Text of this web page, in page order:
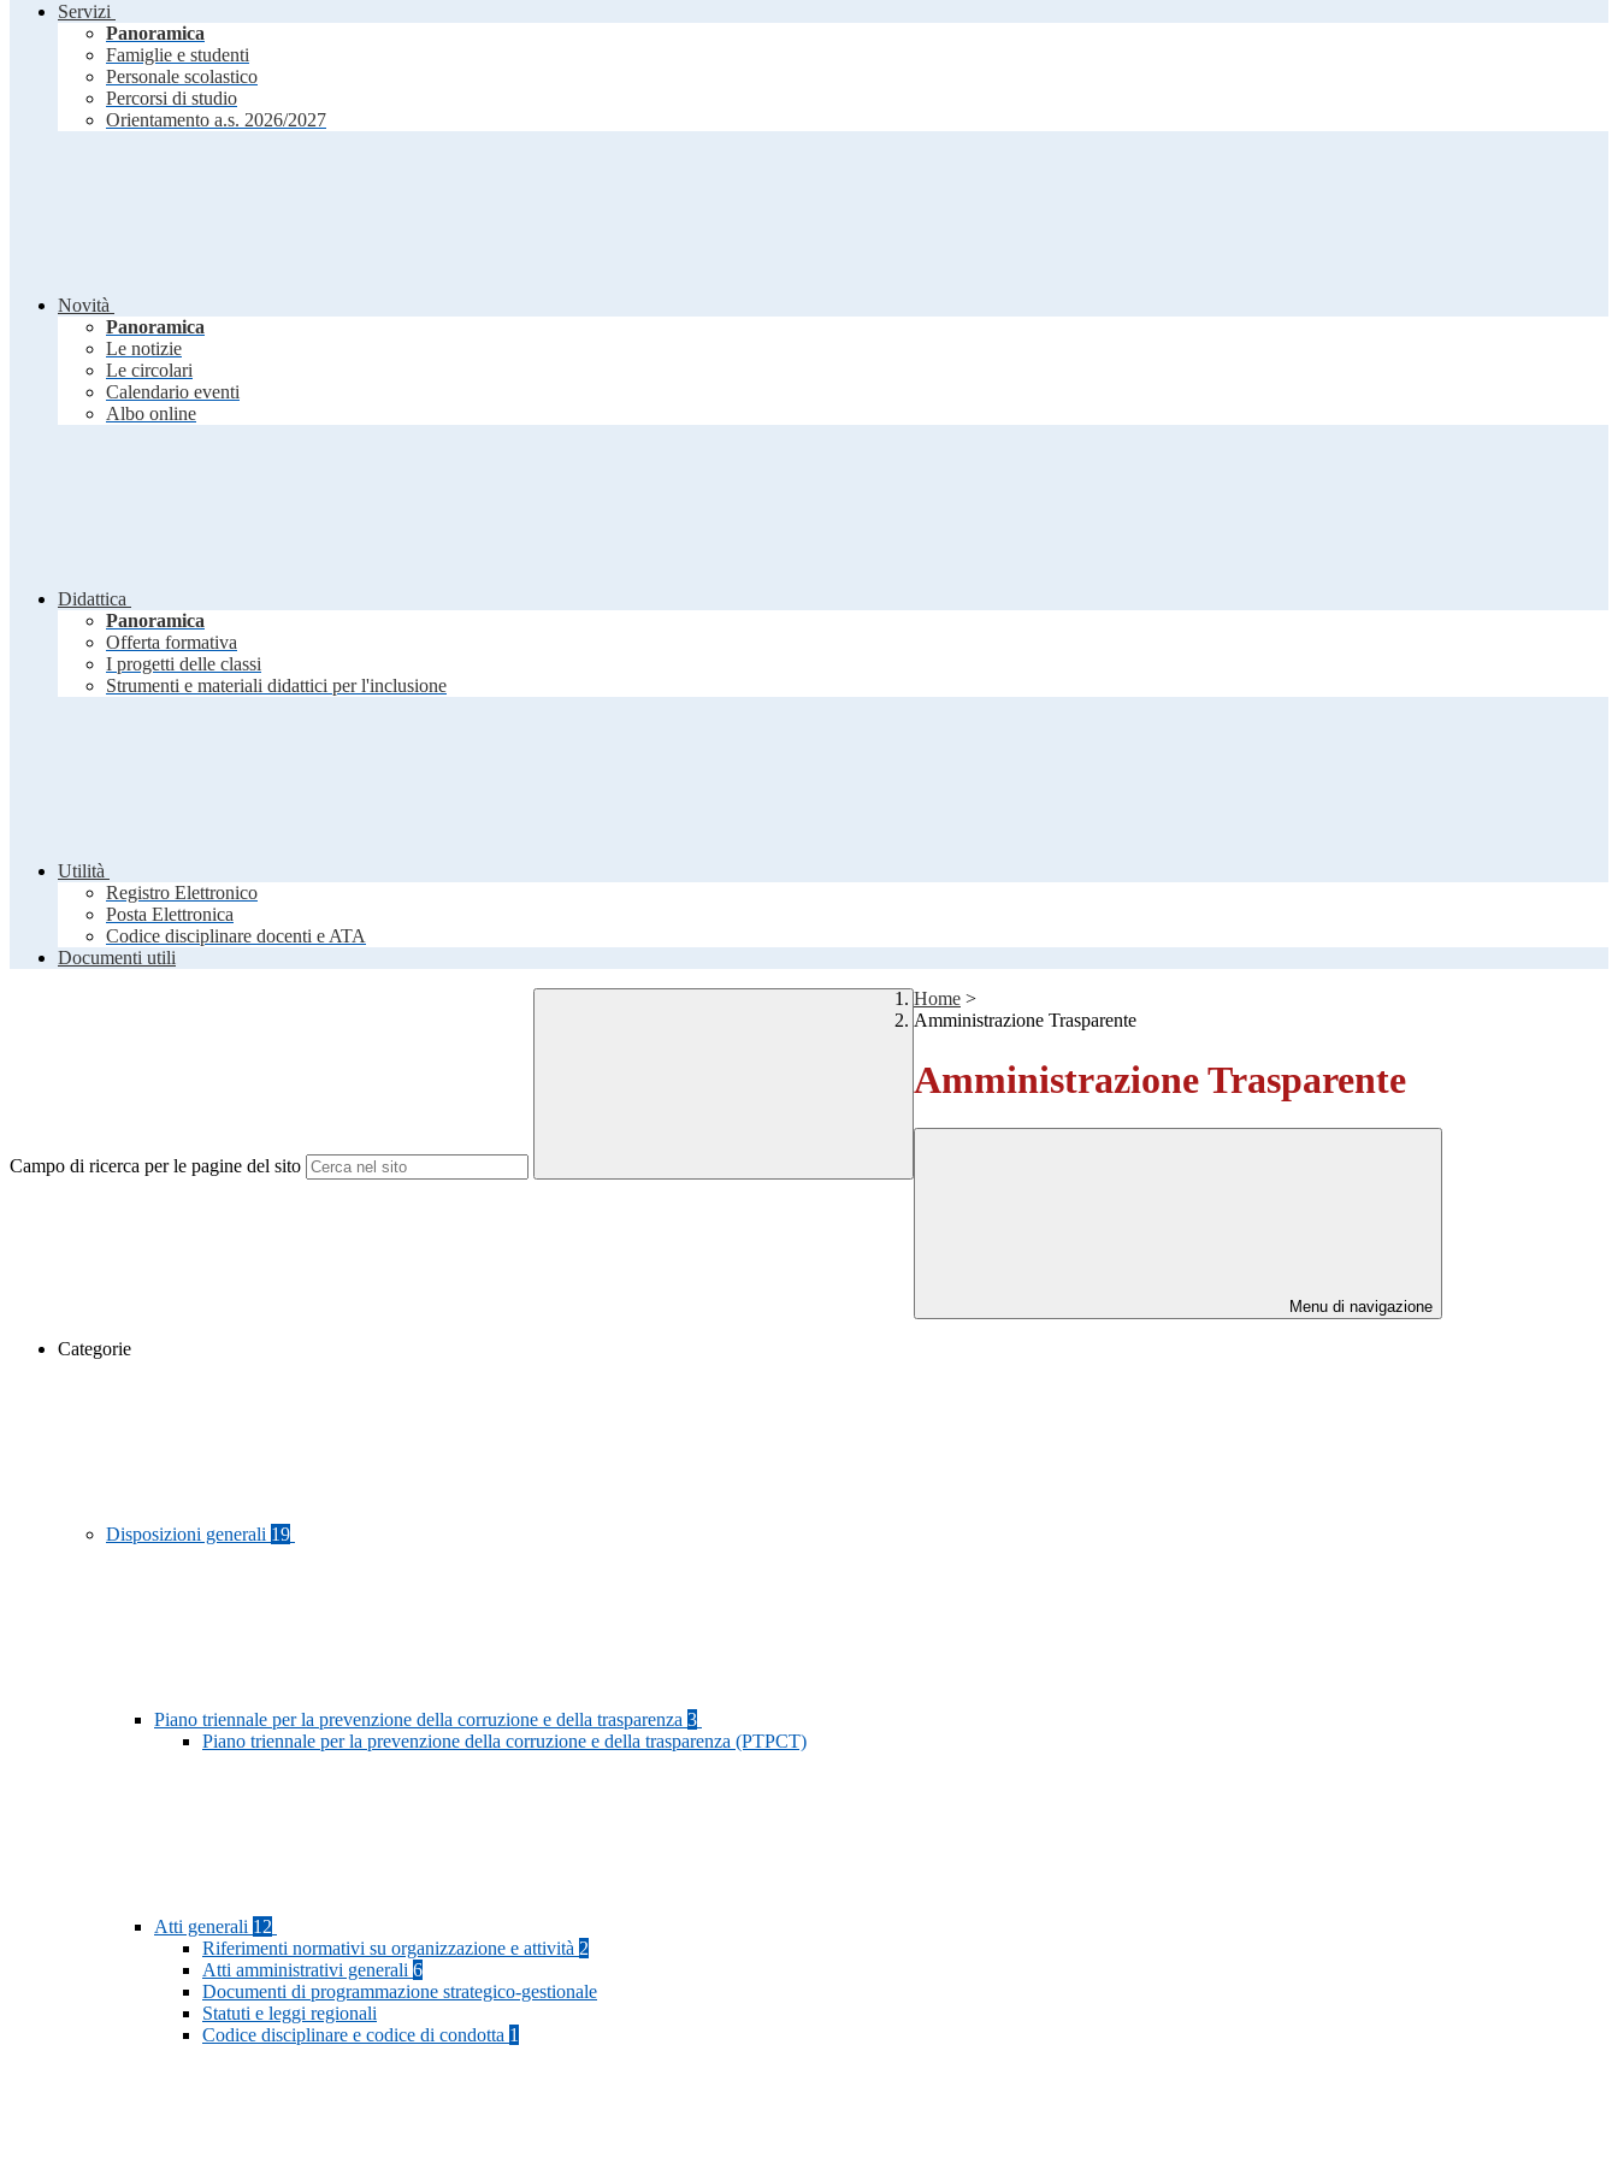
Servizi
Panoramica
Famiglie e studenti
Personale scolastico
Percorsi di studio
Orientamento a.s. 2026/2027
Novità
Panoramica
Le notizie
Le circolari
Calendario eventi
Albo online
Didattica
Panoramica
Offerta formativa
I progetti delle classi
Strumenti e materiali didattici per l'inclusione
Utilità
Registro Elettronico
Posta Elettronica
Codice disciplinare docenti e ATA
Documenti utili
Campo di ricerca per le pagine del sito
Home >
Amministrazione Trasparente
Amministrazione Trasparente
Menu di navigazione
Categorie
Disposizioni generali 19
Piano triennale per la prevenzione della corruzione e della trasparenza 3
Piano triennale per la prevenzione della corruzione e della trasparenza (PTPCT)
Atti generali 12
Riferimenti normativi su organizzazione e attività 2
Atti amministrativi generali 6
Documenti di programmazione strategico-gestionale
Statuti e leggi regionali
Codice disciplinare e codice di condotta 1